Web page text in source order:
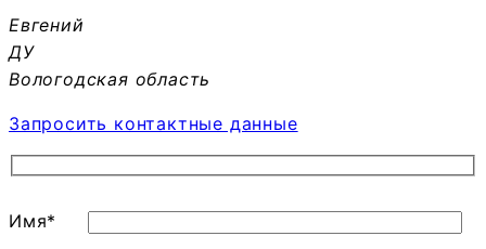
Евгений
ДУ
Вологодская область
Запросить контактные данные
Имя*